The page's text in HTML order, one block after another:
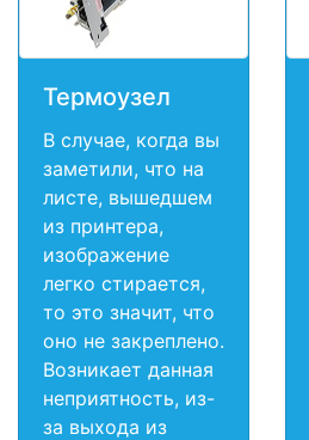
Термоузел
В случае, когда вы
заметили, что на
листе, вышедшем
из принтера,
изображение
легко стирается,
то это значит, что
оно не закреплено.
Возникает данная
неприятность, из-
за выхода из